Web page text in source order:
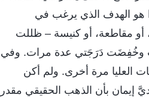
هو الهدف الذي يرغب في
أو مقاطعة، أو كنيسة – ظللت
وخُفِضَت دَرَجَتي عدة مرات. وفي
العليا مرة أخرى. ولم أكن
إيمان بأن الذهب الحقيقي مقدر